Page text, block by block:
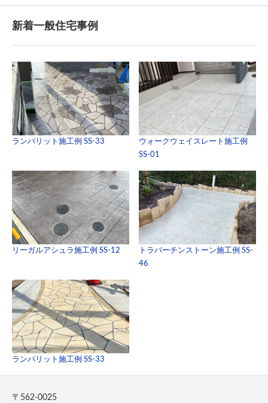
新着一般住宅事例
ランバリット施工例 SS-33
ウォークウェイスレート施工例
SS-01
リーガルアシュラ施工例 SS-12
トラバーチンストーン施工例 SS-
46
ランバリット施工例 SS-33
〒562-0025